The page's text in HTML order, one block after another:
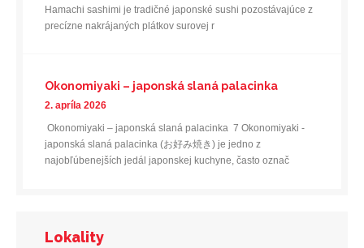
Hamachi sashimi je tradičné japonské sushi pozostávajúce z
precízne nakrájaných plátkov surovej r
Okonomiyaki – japonská slaná palacinka
2. apríla 2026
Okonomiyaki – japonská slaná palacinka 7 Okonomiyaki -
japonská slaná palacinka (お好み焼き) je jedno z
najobľúbenejších jedál japonskej kuchyne, často označ
Lokality